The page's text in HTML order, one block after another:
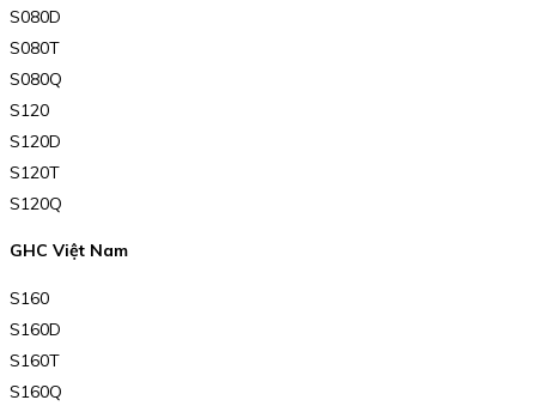
S080D
S080T
S080Q
S120
S120D
S120T
S120Q
GHC Việt Nam
S160
S160D
S160T
S160Q